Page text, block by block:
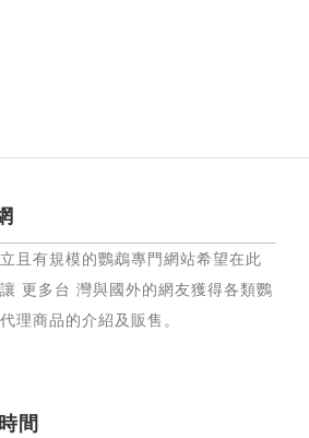
且有規模的鸚鵡專門網站希望在此
更多台 灣與國外的網友獲得各類鸚
理商品的介紹及販售。
間